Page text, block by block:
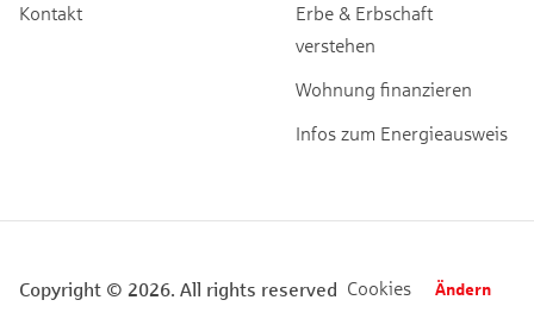
Kontakt
Erbe & Erbschaft
verstehen
Wohnung finanzieren
Infos zum Energieausweis
Copyright © 2026. All rights reserved Cookies Ändern